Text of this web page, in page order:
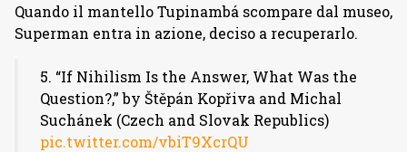
Quando il mantello Tupinambá scompare dal museo,
Superman entra in azione, deciso a recuperarlo.
5. “If Nihilism Is the Answer, What Was the
Question?,” by Štěpán Kopřiva and Michal
Suchánek (Czech and Slovak Republics)
pic.twitter.com/vbiT9XcrQU